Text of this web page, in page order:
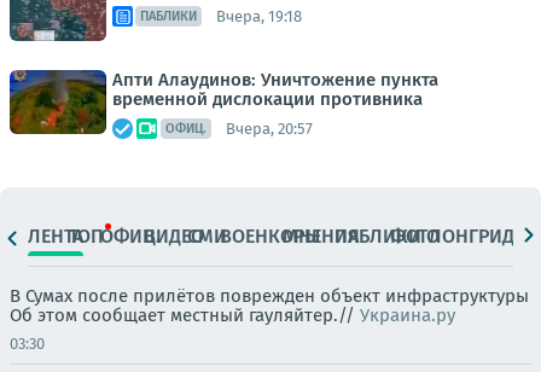
ПАБЛИКИ Вчера, 19:18
Апти Алаудинов: Уничтожение пункта
временной дислокации противника
ОФИЦ. Вчера, 20:57
ЛЕНТАТОПОФИЦ.ВИДЕОСМИВОЕНКОРЫМНЕНИЯПАБЛИКИ
ФОТОЛОНГРИДЫ
В Сумах после прилётов поврежден объект инфраструктуры
Об этом сообщает местный гауляйтер.// Украина.ру
03:30